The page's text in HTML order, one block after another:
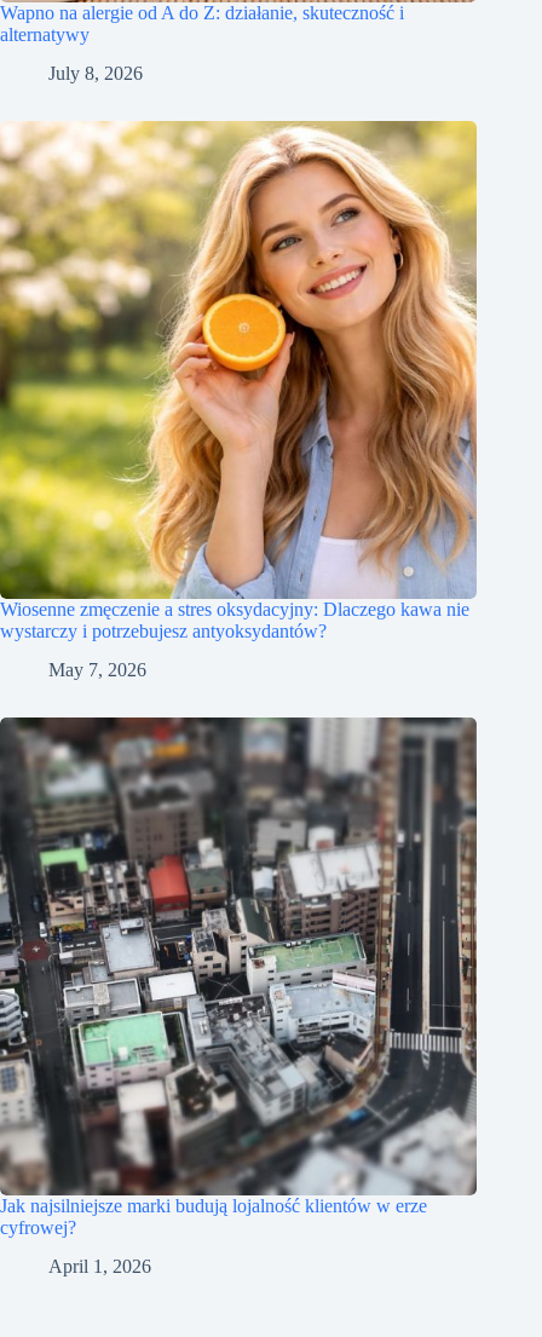
Wapno na alergie od A do Z: działanie, skuteczność i
alternatywy
July 8, 2026
Wiosenne zmęczenie a stres oksydacyjny: Dlaczego kawa nie
wystarczy i potrzebujesz antyoksydantów?
May 7, 2026
Jak najsilniejsze marki budują lojalność klientów w erze
cyfrowej?
April 1, 2026